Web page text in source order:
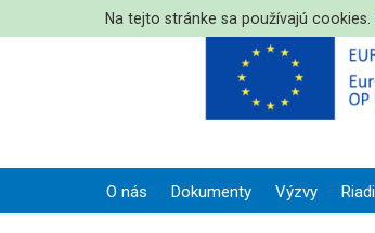
Na tejto stránke sa používajú cookies.
O nás Dokumenty Výzvy